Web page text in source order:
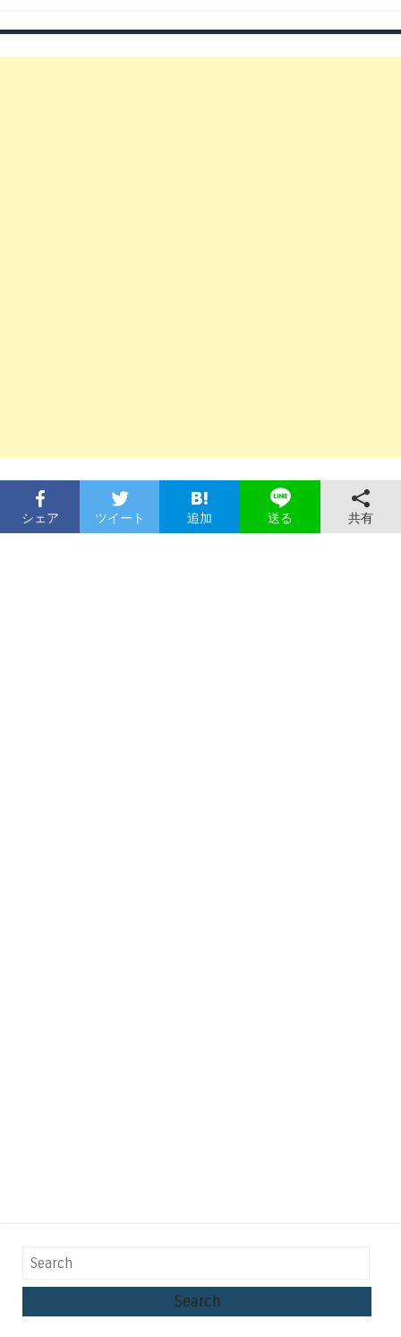
シェア ツイート 追加 送る 共有
Search